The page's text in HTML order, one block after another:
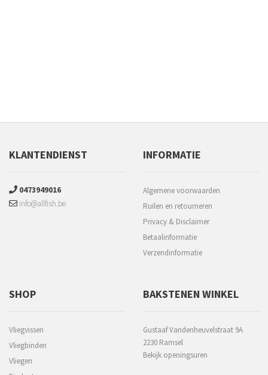
KLANTENDIENST
0473949016
info@allfish.be
INFORMATIE
Algemene voorwaarden
Ruilen en retourneren
Privacy & Disclaimer
Betaalinformatie
Verzendinformatie
SHOP
Vliegvissen
Vliegbinden
Vliegen
BAKSTENEN WINKEL
Gustaaf Vandenheuvelstraat 9A
2230 Ramsel
Bekijk openingsuren